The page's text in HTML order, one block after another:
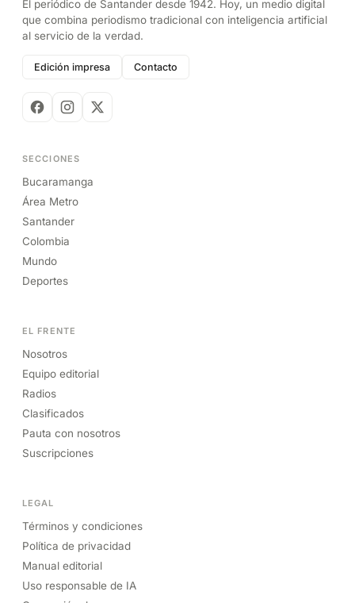
El periódico de Santander desde 1942. Hoy, un medio digital
que combina periodismo tradicional con inteligencia artificial
al servicio de la verdad.
Edición impresa Contacto
SECCIONES
Bucaramanga
Área Metro
Santander
Colombia
Mundo
Deportes
EL FRENTE
Nosotros
Equipo editorial
Radios
Clasificados
Pauta con nosotros
Suscripciones
LEGAL
Términos y condiciones
Política de privacidad
Manual editorial
Uso responsable de IA